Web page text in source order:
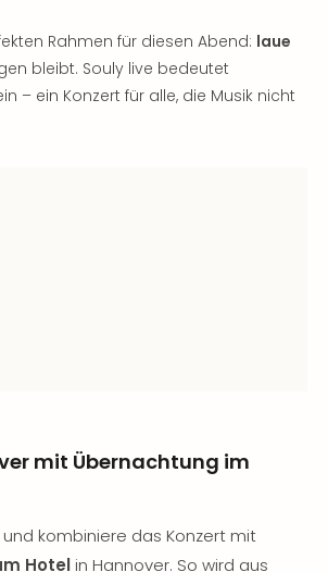
Rahmen für diesen Abend: laue
bleibt. Souly live bedeutet
– ein Konzert für alle, die Musik nicht
mit Übernachtung im
kombiniere das Konzert mit
Hotelin Hannover. So wird aus